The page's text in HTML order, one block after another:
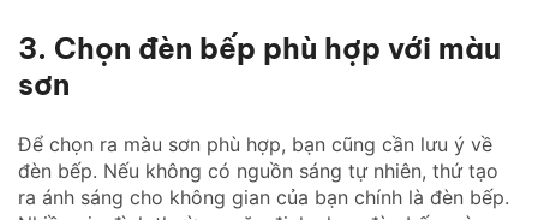
3. Chọn đèn bếp phù hợp với màu
sơn
Để chọn ra màu sơn phù hợp, bạn cũng cần lưu ý về
đèn bếp. Nếu không có nguồn sáng tự nhiên, thứ tạo
ra ánh sáng cho không gian của bạn chính là đèn bếp.